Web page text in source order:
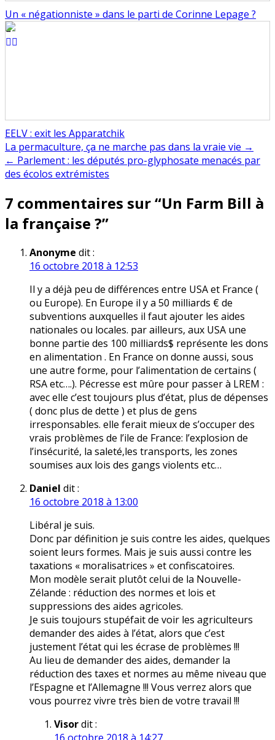
Un « négationniste » dans le parti de Corinne Lepage ?
EELV : exit les Apparatchik
Navigation
de
La permaculture, ça ne marche pas dans la vraie vie →
← Parlement : les députés pro-glyphosate menacés par
des écolos extrémistes
7 commentaires sur “Un Farm Bill à
la française ?”
Anonyme dit :
16 octobre 2018 à 12:53
Il y a déjà peu de différences entre USA et France (
ou Europe). En Europe il y a 50 milliards € de
subventions auxquelles il faut ajouter les aides
nationales ou locales. par ailleurs, aux USA une
bonne partie des 100 milliards$ représente les dons
en alimentation . En France on donne aussi, sous
une autre forme, pour l’alimentation de certains (
RSA etc….). Pécresse est mûre pour passer à LREM :
avec elle c’est toujours plus d’état, plus de dépenses
( donc plus de dette ) et plus de gens
irresponsables. elle ferait mieux de s’occuper des
vrais problèmes de l’ile de France: l’explosion de
l’insécurité, la saleté,les transports, les zones
soumises aux lois des gangs violents etc…
Daniel dit :
16 octobre 2018 à 13:00
Libéral je suis.
Donc par définition je suis contre les aides, quelques
soient leurs formes. Mais je suis aussi contre les
taxations « moralisatrices » et confiscatoires.
Mon modèle serait plutôt celui de la Nouvelle-
Zélande : réduction des normes et lois et
suppressions des aides agricoles.
Je suis toujours stupéfait de voir les agriculteurs
demander des aides à l’état, alors que c’est
justement l’état qui les écrase de problèmes !!!
Au lieu de demander des aides, demander la
réduction des taxes et normes au même niveau que
l’Espagne et l’Allemagne !!! Vous verrez alors que
vous pourrez vivre très bien de votre travail !!!
Visordit :